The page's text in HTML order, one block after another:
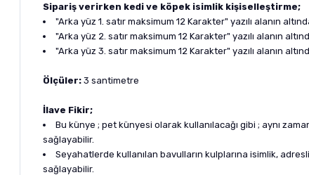
Sipariş verirken kedi ve köpek isimlik kişiselleştirme;
"Arka yüz 1. satır maksimum 12 Karakter" yazılı alanın
"Arka yüz 2. satır maksimum 12 Karakter" yazılı alanın
"Arka yüz 3. satır maksimum 12 Karakter" yazılı alanın
Ölçüler: 3 santimetre
İlave Fikir;
Bu künye ; pet künyesi olarak kullanılacağı gibi ; aynı
sağlayabilir.
Seyahatlerde kullanılan bavulların kulplarına isimlik,
sağlayabilir.